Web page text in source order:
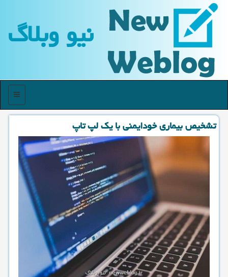
نیو وبلاگ
منو
تشخیص بیماری خودایمنی با یك لپ تاپ